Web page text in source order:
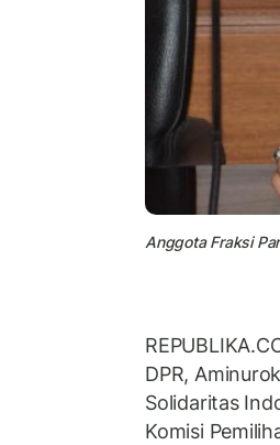
Anggota Fraksi
DPR,
Solidaritas
Komisi